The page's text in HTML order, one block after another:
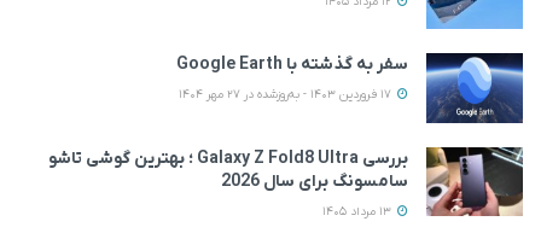
سفر به گذشته با Google Earth
بررسی Galaxy Z Fold8 Ultra ؛ بهترین گوشی تاشو
سامسونگ برای سال 2026